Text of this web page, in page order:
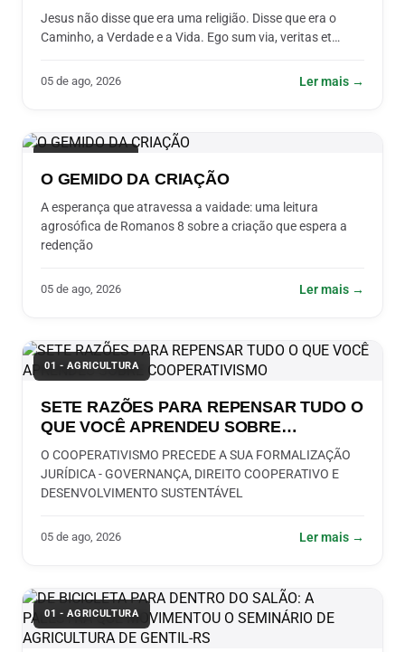
sem esperar,
Jesus não disse que era uma religião. Disse que era o
Caminho, a Verdade e a Vida. Ego sum via, veritas et…
05 de ago, 2026 Ler mais →
O GEMIDO DA CRIAÇÃO
A esperança que atravessa a vaidade: uma leitura
agrosófica de Romanos 8 sobre a criação que espera a
redenção
05 de ago, 2026 Ler mais →
01 - AGRICULTURA
SETE RAZÕES PARA REPENSAR TUDO O
QUE VOCÊ APRENDEU SOBRE
COOPERATIVISMO
O COOPERATIVISMO PRECEDE A SUA FORMALIZAÇÃO
JURÍDICA - GOVERNANÇA, DIREITO COOPERATIVO E
DESENVOLVIMENTO SUSTENTÁVEL
05 de ago, 2026 Ler mais →
01 - AGRICULTURA